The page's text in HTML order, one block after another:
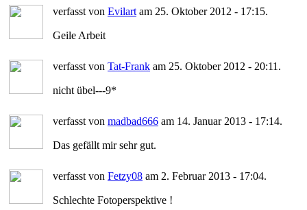
verfasst von Evilart am 25. Oktober 2012 - 17:15.
Geile Arbeit
verfasst von Tat-Frank am 25. Oktober 2012 - 20:11.
nicht übel---9*
verfasst von madbad666 am 14. Januar 2013 - 17:14.
Das gefällt mir sehr gut.
verfasst von Fetzy08 am 2. Februar 2013 - 17:04.
Schlechte Fotoperspektive !